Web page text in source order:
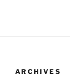
ARCHIVES